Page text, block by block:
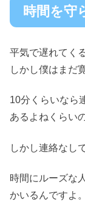
時間を守
平気で遅れてく
しかし僕はまだ
10分くらいなら
あるよねくらい
しかし連絡なし
時間にルーズな
かいるんですよ